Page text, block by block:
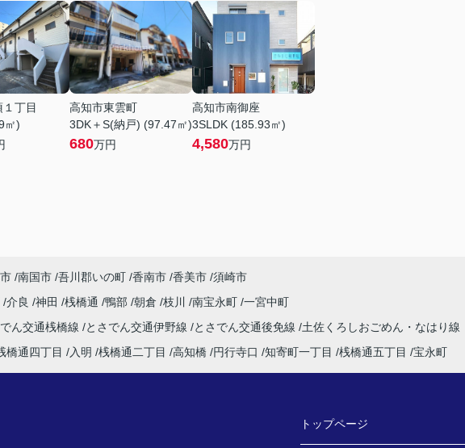
丁目
㎡)
高知市東雲町
3DK＋S(納戸) (97.47㎡)
680万円
高知市南御座
3SLDK (185.93㎡)
4,580万円
南国市 吾川郡いの町 香南市 香美市 須崎市
介良 神田 桟橋通 鴨部 朝倉 枝川 南宝永町 一宮中町
ん交通桟橋線 とさでん交通伊野線 とさでん交通後免線
土佐くろしおごめん・なはり線
橋通四丁目 入明 桟橋通二丁目 高知橋 円行寺口 知寄町一丁目 桟橋通五丁目 宝永町
トップページ